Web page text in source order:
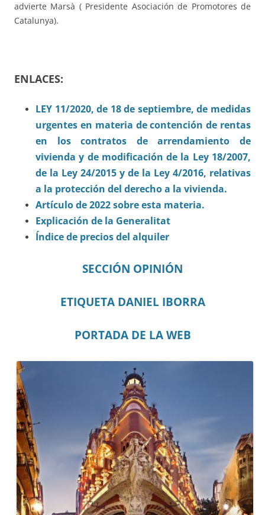
advierte Marsà ( Presidente Asociación de Promotores de
Catalunya).
ENLACES:
LEY 11/2020, de 18 de septiembre, de medidas
urgentes en materia de contención de rentas
en los contratos de arrendamiento de
vivienda y de modificación de la Ley 18/2007,
de la Ley 24/2015 y de la Ley 4/2016, relativas
a la protección del derecho a la vivienda.
Artículo de 2022 sobre esta materia.
Explicación de la Generalitat
Índice de precios del alquiler
SECCIÓN OPINIÓN
ETIQUETA DANIEL IBORRA
PORTADA DE LA WEB